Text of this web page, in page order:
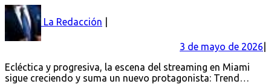
La Redacción
3 de mayo de 2026
Ecléctica y progresiva, la escena del streaming en Miami
sigue creciendo y suma un nuevo protagonista: Trend…